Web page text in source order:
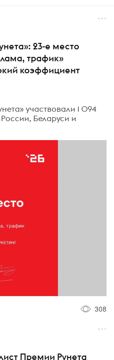
23-е место
трафик»
коэффициент
участвовали 1 094
Беларуси и
308
Премии Рунета